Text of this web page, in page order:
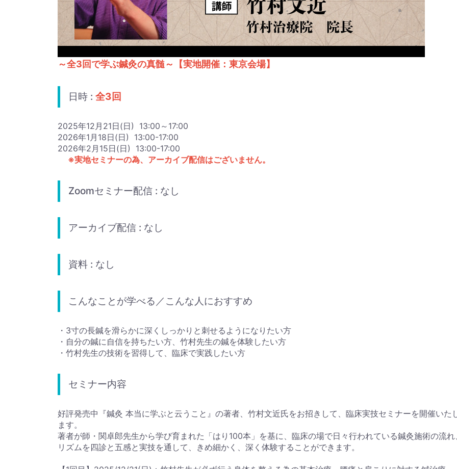
～全3回で学ぶ鍼灸の真髄～【実地開催：東京会場】
日時 : 全3回
2025年12月21日(日) 13:00～17:00
2026年1月18日(日) 13:00-17:00
2026年2月15日(日) 13:00-17:00
※実地セミナーの為、アーカイブ配信はございません。
Zoomセミナー配信 : なし
アーカイブ配信 : なし
資料 : なし
こんなことが学べる／こんな人におすすめ
・3寸の長鍼を滑らかに深くしっかりと刺せるようになりたい方
・自分の鍼に自信を持ちたい方、竹村先生の鍼を体験したい方
・竹村先生の技術を習得して、臨床で実践したい方
セミナー内容
好評発売中『鍼灸 本当に学ぶと云うこと』の著者、竹村文近氏をお招きして、臨床実技セミナーを開催いた
ます。
著者が師・関卓郎先生から学び育まれた「はり100本」を基に、臨床の場で日々行われている鍼灸施術の流れ
リズムを四診と五感と実技を通して、きめ細かく、深く体験することができます。